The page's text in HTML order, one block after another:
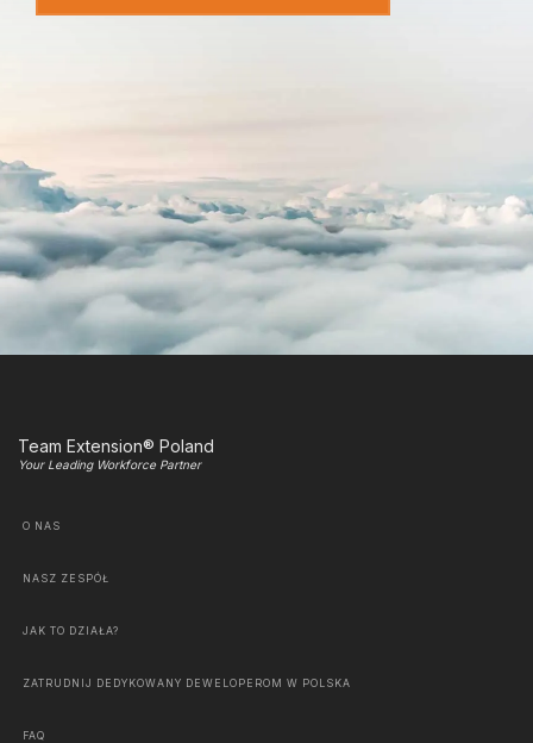
Team Extension® Poland
Your Leading Workforce Partner
O NAS
NASZ ZESPÓŁ
JAK TO DZIAŁA?
ZATRUDNIJ DEDYKOWANY DEWELOPEROM W POLSKA
FAQ